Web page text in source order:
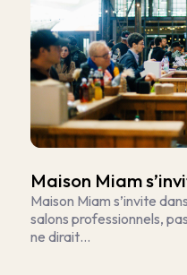
Maison Miam
Maison Miam s’invite
salons professionnels,
ne dirait…